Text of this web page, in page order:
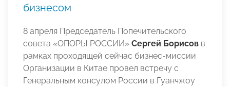
бизнесом
8 апреля Председатель Попечительского
совета «ОПОРЫ РОССИИ» Сергей Борисов в
рамках проходящей сейчас бизнес-миссии
Организации в Китае провел встречу с
Генеральным консулом России в Гуанчжоу